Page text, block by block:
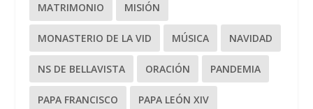
MATRIMONIO MISIÓN
MONASTERIO DE LA VID MÚSICA NAVIDAD
NS DE BELLAVISTA ORACIÓN PANDEMIA
PAPA FRANCISCO PAPA LEÓN XIV